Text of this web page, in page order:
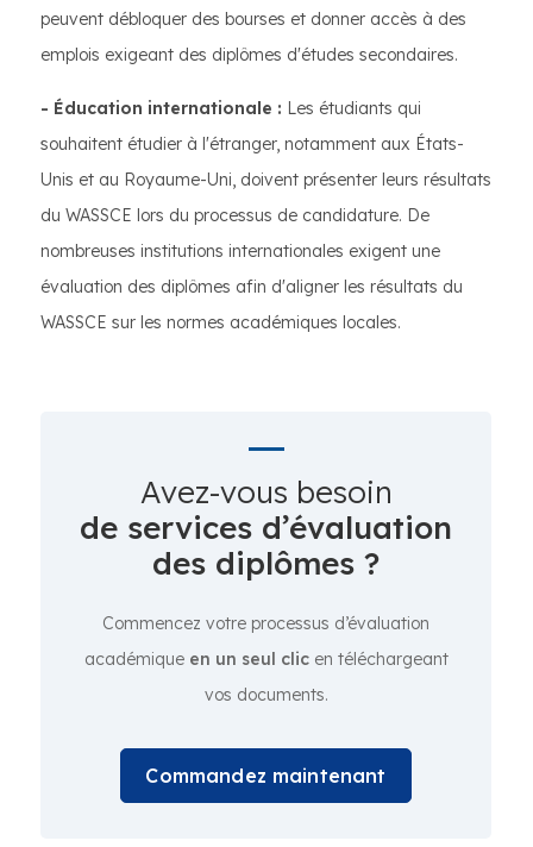
peuvent débloquer des bourses et donner accès à des
emplois exigeant des diplômes d'études secondaires.
- Éducation internationale : Les étudiants qui
souhaitent étudier à l'étranger, notamment aux États-
Unis et au Royaume-Uni, doivent présenter leurs résultats
du WASSCE lors du processus de candidature. De
nombreuses institutions internationales exigent une
évaluation des diplômes afin d'aligner les résultats du
WASSCE sur les normes académiques locales.
Avez-vous besoin
de services d’évaluation
des diplômes ?
Commencez votre processus d’évaluation
académiqueen un seul clicen téléchargeant
vos documents.
Commandez maintenant